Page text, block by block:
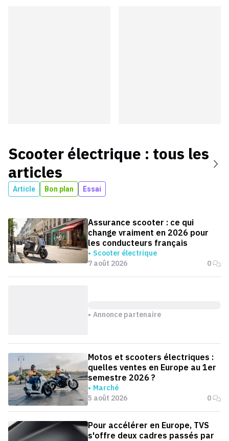
Scooter électrique : tous les
articles
Article Bon plan Essai
Assurance scooter : ce qui
change vraiment en 2026 pour
les conducteurs français
Scooter électrique
7 août 2026
0
Annonce partenaire
Motos et scooters électriques :
quelles ventes en Europe au 1er
semestre 2026 ?
Marché
5 août 2026
0
Pour accélérer en Europe, TVS
s'offre deux cadres passés par